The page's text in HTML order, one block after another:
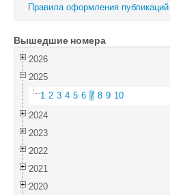
Поиск
Войти
Правила оформления публикаций
Вышедшие номера
2026
2025
1 2 3 4 5 6 7 8 9 10
2024
2023
2022
2021
2020